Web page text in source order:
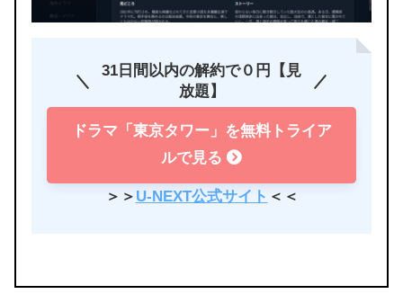
31日間以内の解約で０円【見
放題】
ドラマ「東京タワー」を無料トライア
ルで見る
＞＞ U-NEXT公式サイト ＜＜